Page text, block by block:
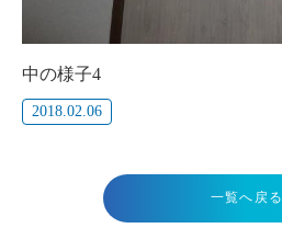
中の様子4
2018.02.06
一覧へ戻る